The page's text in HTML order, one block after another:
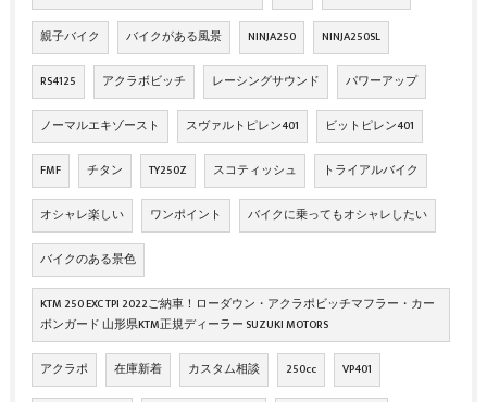
親子バイク バイクがある風景 NINJA250 NINJA250SL
RS4125 アクラボビッチ レーシングサウンド パワーアップ
ノーマルエキゾースト スヴァルトピレン401 ビットピレン401
FMF チタン TY250Z スコティッシュ トライアルバイク
オシャレ楽しい ワンポイント バイクに乗ってもオシャレしたい
バイクのある景色
KTM 250 EXC TPI 2022ご納車！ローダウン・アクラポビッチマフラー・カー
ボンガード 山形県KTM正規ディーラー SUZUKI MOTORS
アクラポ 在庫新着 カスタム相談 250cc VP401